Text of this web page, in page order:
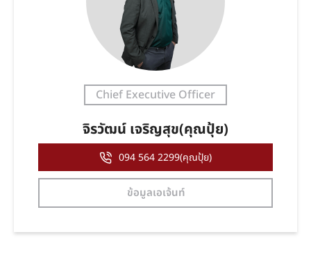
Chief Executive Officer
จิรวัฒน์ เจริญสุข(คุณปุ้ย)
094 564 2299(คุณปุ้ย)
ข้อมูลเอเจ้นท์